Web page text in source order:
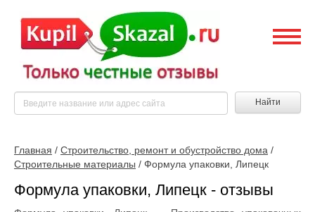
Найти
Главная / Строительство, ремонт и обустройство дома /
Строительные материалы / Формула упаковки, Липецк
Формула упаковки, Липецк - отзывы